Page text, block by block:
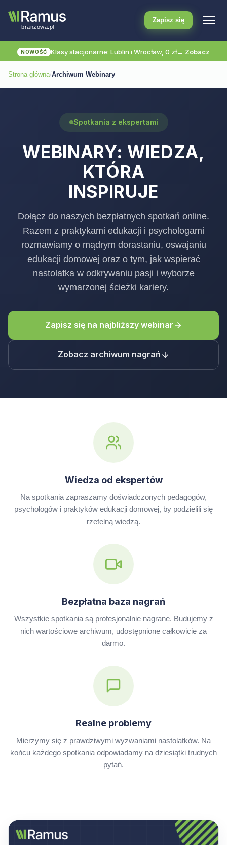
Zapisz się
NOWOŚĆ Klasy stacjonarne: Lublin i Wrocław, 0 zł→ Zobacz
Strona główna/Archiwum Webinary
Spotkania z ekspertami
WEBINARY: WIEDZA,
KTÓRA
INSPIRUJE
Dołącz do naszych bezpłatnych spotkań online.
Razem z praktykami edukacji i psychologami
rozmawiamy o mądrym dorastaniu, oswajaniu
edukacji domowej oraz o tym, jak wspierać
nastolatka w odkrywaniu pasji i wyborze
wymarzonej ścieżki kariery.
Zapisz się na najbliższy webinar
Zobacz archiwum nagrań
Wiedza od ekspertów
Na spotkania zapraszamy doświadczonych pedagogów,
psychologów i praktyków edukacji domowej, by podzielili się
rzetelną wiedzą.
Bezpłatna baza nagrań
Wszystkie spotkania są profesjonalnie nagrane. Budujemy z
nich wartościowe archiwum, udostępnione całkowicie za
darmo.
Realne problemy
Mierzymy się z prawdziwymi wyzwaniami nastolatków. Na
końcu każdego spotkania odpowiadamy na dziesiątki trudnych
pytań.